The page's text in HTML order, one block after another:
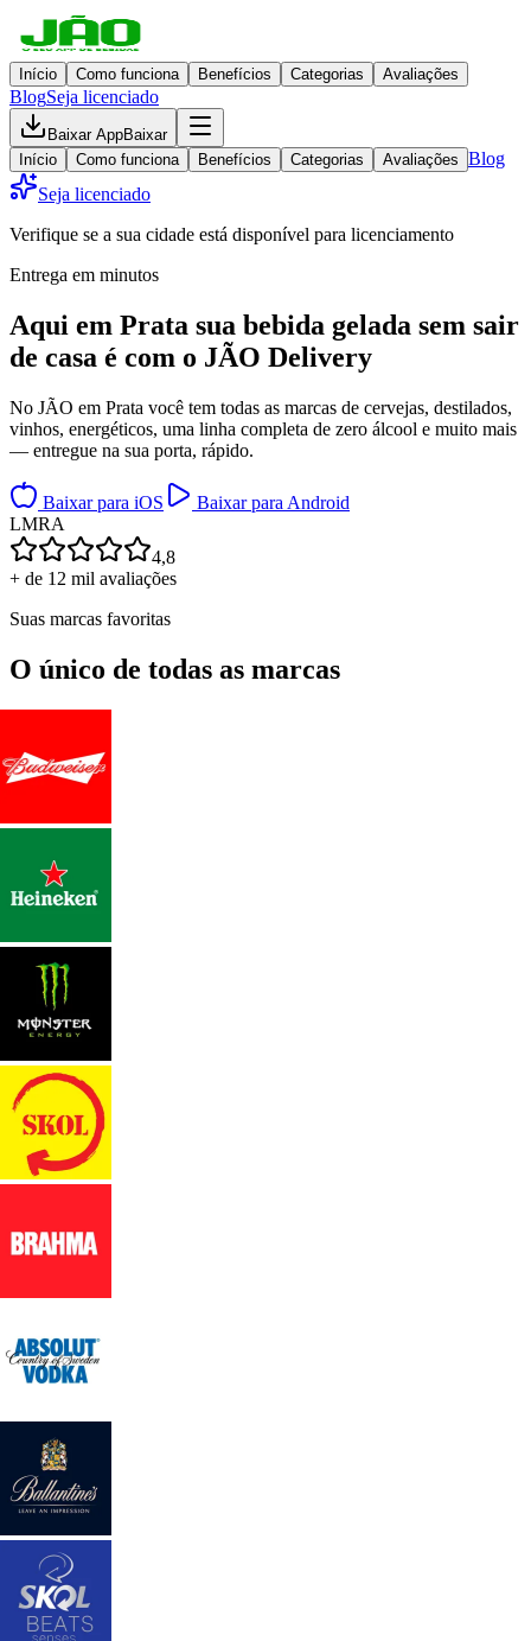
Início Como funciona Benefícios Categorias Avaliações
BlogSeja licenciado
Baixar AppBaixar
Início
Como funciona Benefícios Categorias Avaliações Blog
Seja licenciado
Verifique se a sua cidade está disponível para licenciamento
Entrega em minutos
Aqui em Prata sua bebida gelada sem sair
de casa é com o JÃO Delivery
No JÃO em Prata você tem todas as marcas de cervejas, destilados,
vinhos, energéticos, uma linha completa de zero álcool e muito mais
— entregue na sua porta, rápido.
Baixar para iOS
Baixar para Android
LMRA
4,8
+ de 12 mil avaliações
Suas marcas favoritas
O único de todas as marcas